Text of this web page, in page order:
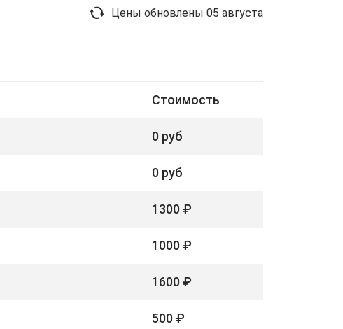
Цены обновлены 05 августа
Стоимость
0 руб
0 руб
1300 ₽
1000 ₽
1600 ₽
500 ₽